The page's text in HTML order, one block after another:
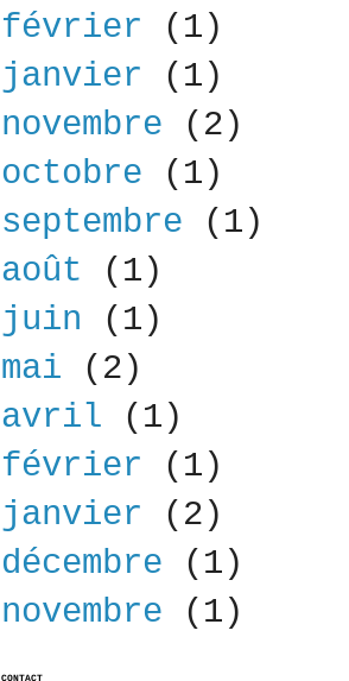
février (1)
janvier (1)
novembre (2)
octobre (1)
septembre (1)
août (1)
juin (1)
mai (2)
avril (1)
février (1)
janvier (2)
décembre (1)
novembre (1)
CONTACT